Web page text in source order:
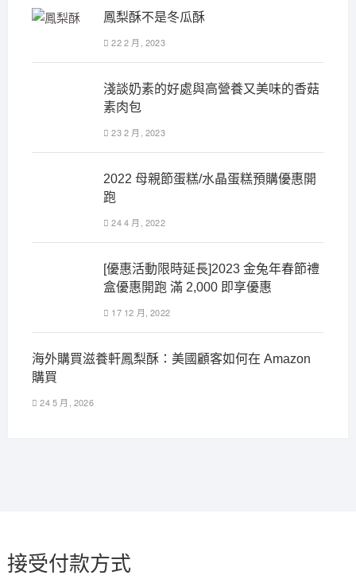
鳳梨酥不是冬瓜酥
22 2 月, 2023
淺談奶素的好處與高營養又美味的香菇
素肉包
23 2 月, 2023
2022 母親節蛋糕/水晶蛋糕預購優惠開
跑
24 4 月, 2022
[優惠活動限時延長]2023 金兔年春節禮
盒優惠開跑 滿 2,000 即享優惠
17 12 月, 2022
海外購買滋養軒鳳梨酥：美國顧客如何在 Amazon
購買
24 5 月, 2026
接受付款方式